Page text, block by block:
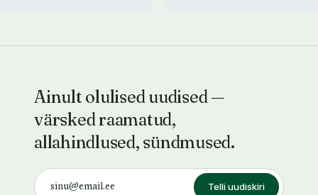
Ainult olulised uudised —
värsked raamatud,
allahindlused, sündmused.
Telli uudiskiri